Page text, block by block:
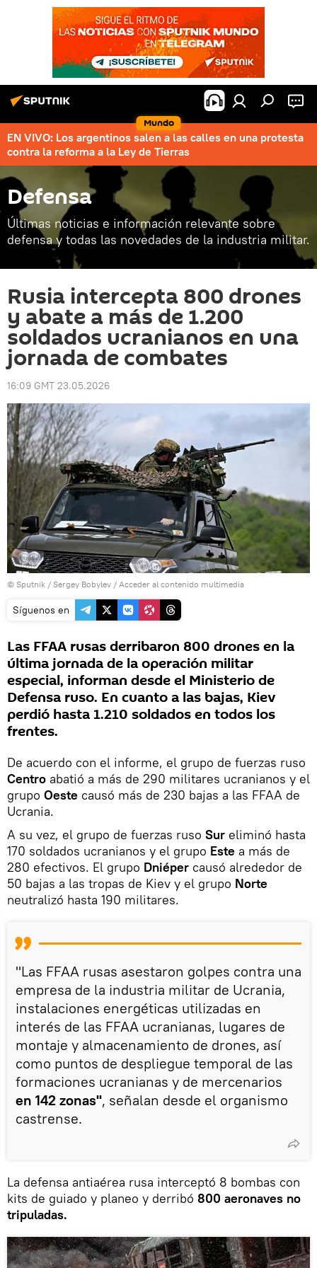
Mundo
EN VIVO: Los argentinos salen a las calles en una protesta
contra la reforma a la Ley de Tierras
Defensa
Últimas noticias e información relevante sobre
defensa y todas las novedades de la industria militar.
Rusia intercepta 800 drones
y abate a más de 1.200
soldados ucranianos en una
jornada de combates
16:09 GMT 23.05.2026
© Sputnik / Sergey Bobylev / Acceder al contenido multimedia
Síguenos en
Las FFAA rusas derribaron 800 drones en la
última jornada de la operación militar
especial, informan desde el Ministerio de
Defensa ruso. En cuanto a las bajas, Kiev
perdió hasta 1.210 soldados en todos los
frentes.
De acuerdo con el informe, el grupo de fuerzas ruso
Centro abatió a más de 290 militares ucranianos y el
grupo Oeste causó más de 230 bajas a las FFAA de
Ucrania.
A su vez, el grupo de fuerzas ruso Sur eliminó hasta
170 soldados ucranianos y el grupo Este a más de
280 efectivos. El grupo Dniéper causó alrededor de
50 bajas a las tropas de Kiev y el grupo Norte
neutralizó hasta 190 militares.
"Las FFAA rusas asestaron golpes contra una
empresa de la industria militar de Ucrania,
instalaciones energéticas utilizadas en
interés de las FFAA ucranianas, lugares de
montaje y almacenamiento de drones, así
como puntos de despliegue temporal de las
formaciones ucranianas y de mercenarios
en 142 zonas", señalan desde el organismo
castrense.
La defensa antiaérea rusa interceptó 8 bombas con
kits de guiado y planeo y derribó 800 aeronaves no
tripuladas.